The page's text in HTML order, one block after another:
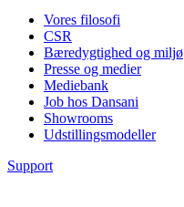
Vores filosofi
CSR
Bæredygtighed og miljø
Presse og medier
Mediebank
Job hos Dansani
Showrooms
Udstillingsmodeller
Support